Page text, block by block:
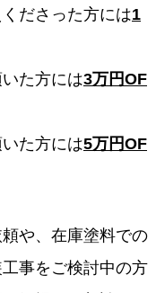
ださった方には1
た方には3万円OF
た方には5万円OF
や、在庫塗料での
事をご検討中の方